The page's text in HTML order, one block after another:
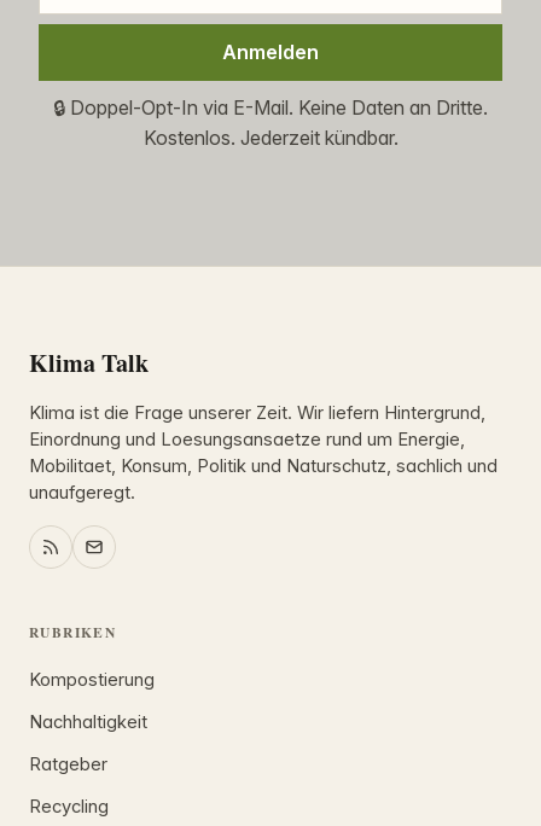
Anmelden
🔒 Doppel-Opt-In via E-Mail. Keine Daten an Dritte.
Kostenlos. Jederzeit kündbar.
Klima Talk
Klima ist die Frage unserer Zeit. Wir liefern Hintergrund,
Einordnung und Loesungsansaetze rund um Energie,
Mobilitaet, Konsum, Politik und Naturschutz, sachlich und
unaufgeregt.
RUBRIKEN
Kompostierung
Nachhaltigkeit
Ratgeber
Recycling